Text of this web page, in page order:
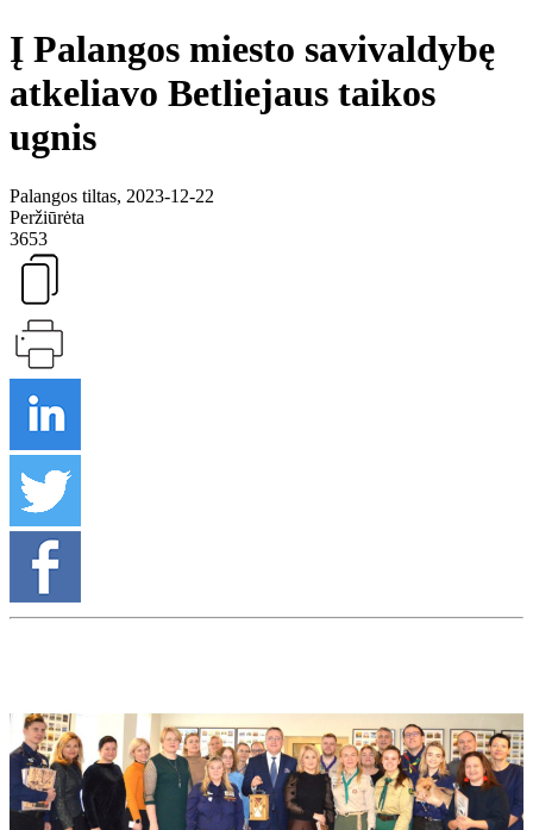
Į Palangos miesto savivaldybę
atkeliavo Betliejaus taikos
ugnis
Palangos tiltas, 2023-12-22
Peržiūrėta
3653